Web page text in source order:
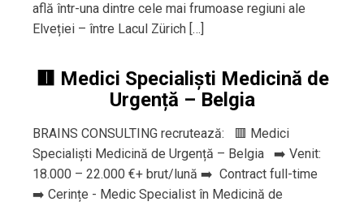
află într-una dintre cele mai frumoase regiuni ale
Elveției – între Lacul Zürich […]
🟥 Medici Specialiști Medicină de
Urgență – Belgia
BRAINS CONSULTING recrutează: 🟥 Medici
Specialiști Medicină de Urgență – Belgia ➡️ Venit:
18.000 – 22.000 €+ brut/lună ➡️ Contract full-time
➡️ Cerințe - Medic Specialist în Medicină de